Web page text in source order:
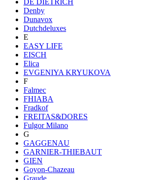
Denby
Dunavox
Dutchdeluxes
E
EASY LIFE
EISCH
Elica
EVGENIYA KRYUKOVA
F
Falmec
FHIABA
Fradkof
FREITAS&DORES
Fulgor Milano
G
GAGGENAU
GARNIER-THIEBAUT
GIEN
Goyon-Chazeau
Graude